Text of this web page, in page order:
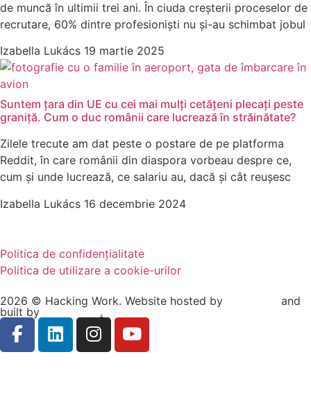
de muncă în ultimii trei ani. În ciuda creșterii proceselor de
recrutare, 60% dintre profesioniști nu și-au schimbat jobul
Izabella Lukács 19 martie 2025
Suntem țara din UE cu cei mai mulți cetățeni plecați peste
graniță. Cum o duc românii care lucrează în străinătate?
Zilele trecute am dat peste o postare de pe platforma
Reddit, în care românii din diaspora vorbeau despre ce,
cum și unde lucrează, ce salariu au, dacă și cât reușesc
Izabella Lukács 16 decembrie 2024
Politica de confidențialitate
Politica de utilizare a cookie-urilor
2026 © Hacking Work. Website hosted by
and
built by
Ionuț Sabo .